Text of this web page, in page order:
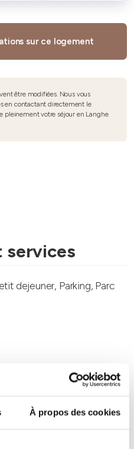
À propos des cookies
sur ce logement
être modifiées. Nous vous
en contactant directement le
pleinement votre séjour en Langhe
services
dejeuner, Parking, Parc